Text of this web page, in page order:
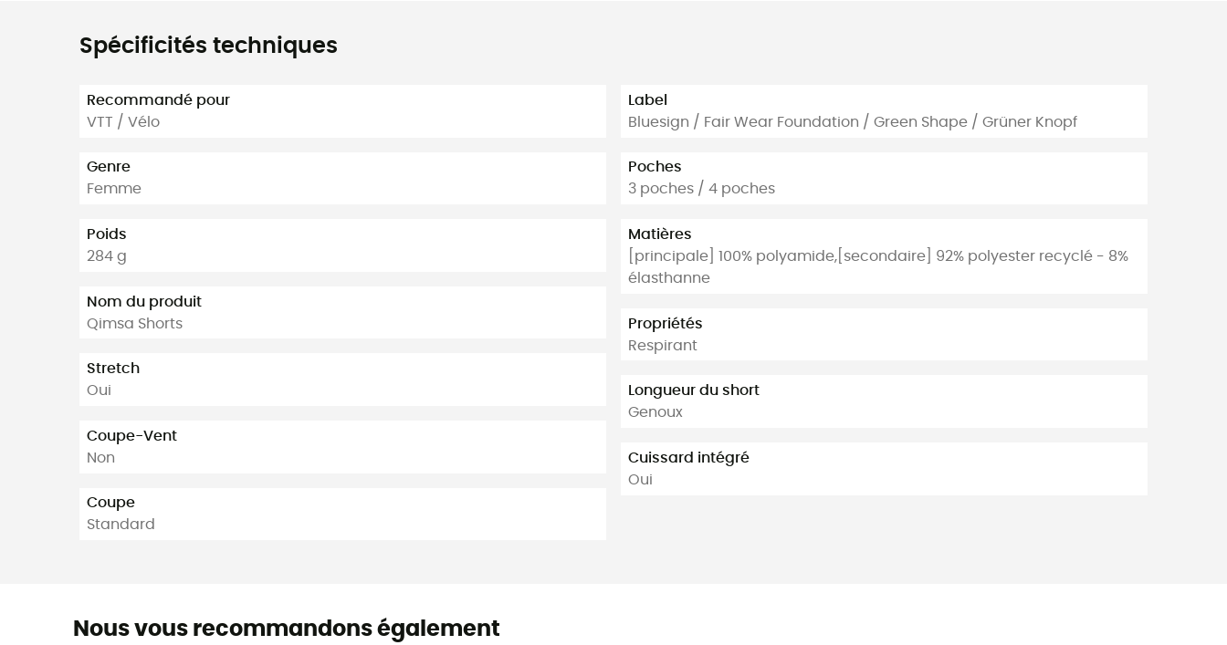
Spécificités techniques
Recommandé pour
VTT / Vélo
Genre
Femme
Poids
284 g
Nom du produit
Qimsa Shorts
Stretch
Oui
Coupe-Vent
Non
Coupe
Standard
Label
Bluesign / Fair Wear Foundation / Green Shape / Grüner Knopf
Poches
3 poches / 4 poches
Matières
[principale] 100% polyamide,[secondaire] 92% polyester recyclé - 8%
élasthanne
Propriétés
Respirant
Longueur du short
Genoux
Cuissard intégré
Oui
Nous vous recommandons également